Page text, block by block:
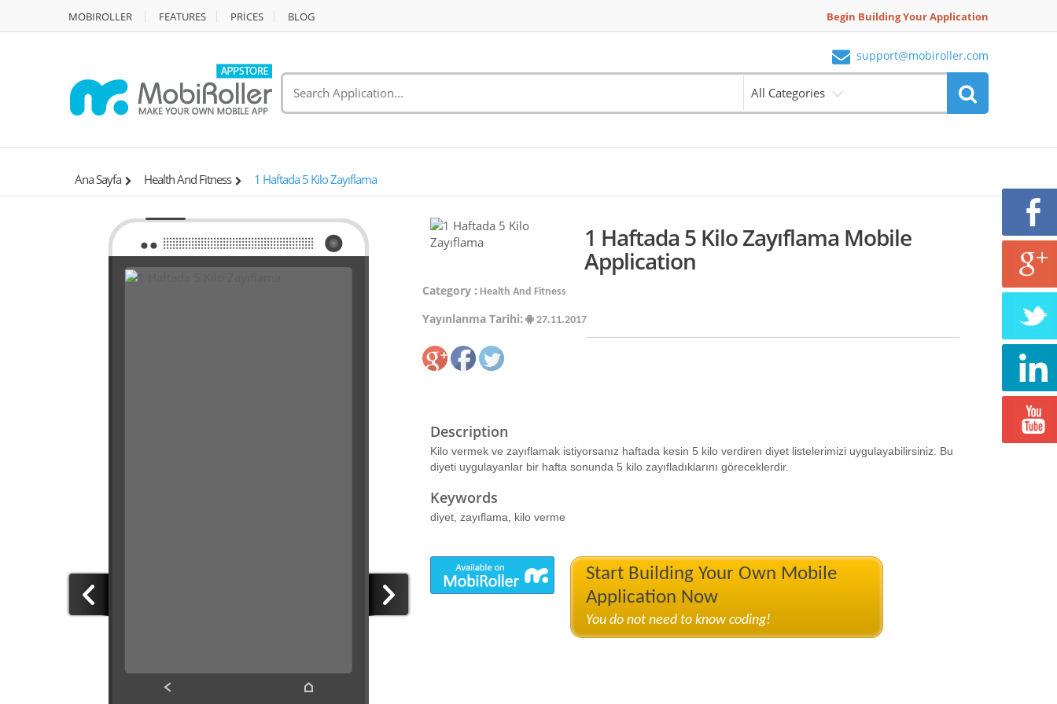
MOBIROLLER FEATURES PRİCES BLOG Begin Building Your Application
support@mobiroller.com
All Categories
Ana Sayfa Health And Fitness 1 Haftada 5 Kilo Zayıflama
1 Haftada 5 Kilo Zayıflama Mobile
Application
Category : Health And Fitness
Yayınlanma Tarihi: 27.11.2017
Description
Kilo vermek ve zayıflamak istiyorsanız haftada kesin 5 kilo verdiren diyet listelerimizi uygulayabilirsiniz. Bu
diyeti uygulayanlar bir hafta sonunda 5 kilo zayıfladıklarını göreceklerdir.
Keywords
diyet, zayıflama, kilo verme
Start Building Your Own Mobile
Application Now
You do not need to know coding!